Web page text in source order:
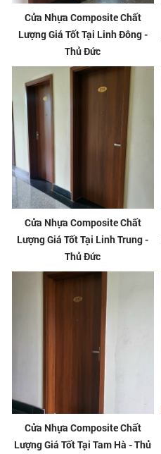
Cửa Nhựa Composite Chất
Lượng Giá Tốt Tại Linh Đông -
Thủ Đức
Cửa Nhựa Composite Chất
Lượng Giá Tốt Tại Linh Trung -
Thủ Đức
Cửa Nhựa Composite Chất
Lượng Giá Tốt Tại Tam Hà - Thủ